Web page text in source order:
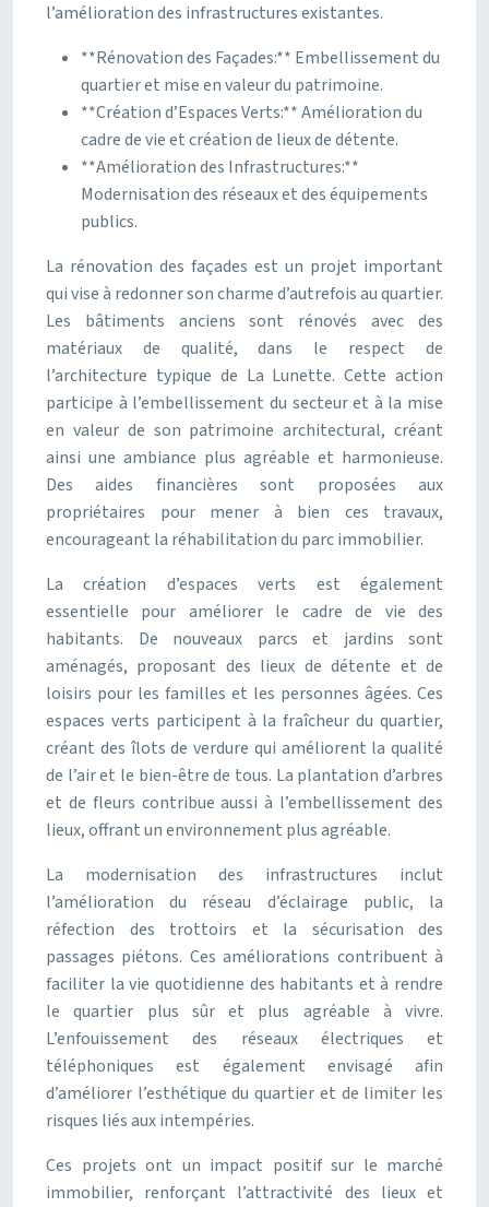
l’amélioration des infrastructures existantes.
**Rénovation des Façades:** Embellissement du
quartier et mise en valeur du patrimoine.
**Création d’Espaces Verts:** Amélioration du
cadre de vie et création de lieux de détente.
**Amélioration des Infrastructures:**
Modernisation des réseaux et des équipements
publics.
La rénovation des façades est un projet important
qui vise à redonner son charme d’autrefois au quartier.
Les bâtiments anciens sont rénovés avec des
matériaux de qualité, dans le respect de
l’architecture typique de La Lunette. Cette action
participe à l’embellissement du secteur et à la mise
en valeur de son patrimoine architectural, créant
ainsi une ambiance plus agréable et harmonieuse.
Des aides financières sont proposées aux
propriétaires pour mener à bien ces travaux,
encourageant la réhabilitation du parc immobilier.
La création d’espaces verts est également
essentielle pour améliorer le cadre de vie des
habitants. De nouveaux parcs et jardins sont
aménagés, proposant des lieux de détente et de
loisirs pour les familles et les personnes âgées. Ces
espaces verts participent à la fraîcheur du quartier,
créant des îlots de verdure qui améliorent la qualité
de l’air et le bien-être de tous. La plantation d’arbres
et de fleurs contribue aussi à l’embellissement des
lieux, offrant un environnement plus agréable.
La modernisation des infrastructures inclut
l’amélioration du réseau d’éclairage public, la
réfection des trottoirs et la sécurisation des
passages piétons. Ces améliorations contribuent à
faciliter la vie quotidienne des habitants et à rendre
le quartier plus sûr et plus agréable à vivre.
L’enfouissement des réseaux électriques et
téléphoniques est également envisagé afin
d’améliorer l’esthétique du quartier et de limiter les
risques liés aux intempéries.
Ces projets ont un impact positif sur le marché
immobilier, renforçant l’attractivité des lieux et